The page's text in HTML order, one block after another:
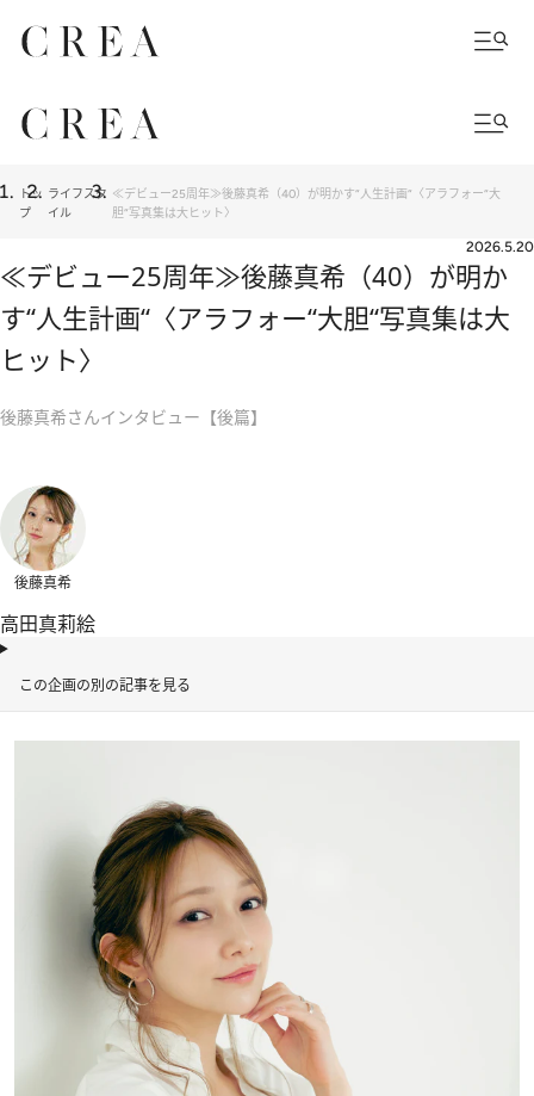
トッ
プ
ライフスタ
イル
≪デビュー25周年≫後藤真希（40）が明かす“人生計画“〈アラフォー“大
胆“写真集は大ヒット〉
2026.5.20
≪デビュー25周年≫後藤真希（40）が明か
す“人生計画“〈アラフォー“大胆“写真集は大
ヒット〉
後藤真希さんインタビュー【後篇】
後藤真希
高田真莉絵
この企画の別の記事を見る